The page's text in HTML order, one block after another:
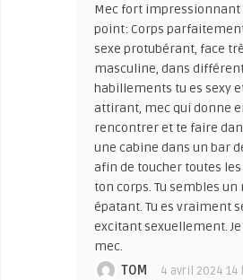
Mec fort impressionnant
point: Corps
sexe protubérant, face
masculine, dans
habillements tu es sexy
attirant, mec qui donne
rencontrer et te faire
une cabine dans un bar
afin de toucher toutes
ton corps. Tu sembles un
épatant. Tu es vraiment
excitant sexuellement. Je
mec.
TOM
4 avril 2024 14